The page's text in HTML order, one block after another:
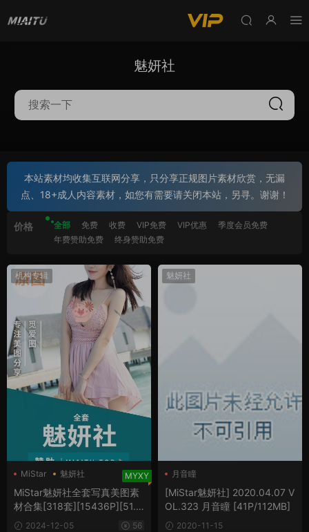
魅妍社
本站素材均收集互联网分享，只分享正规图片素材欣赏，无漏
点、18+成人内容素材，如您有需要请关闭本站，另寻。谢谢！
价格 全部 免费 收费 VIP免费 VIP优惠
季度会员免费
年费赞助免费
终身赞助免费
机构专辑
MiStar
魅妍社
魅妍社写真
MYXY
MiStar魅妍社全套写真美图素
材合集[318套][15436P][51.9
GB]2024-12-05 56
魅妍社
月音瞳
[MiStar魅妍社] 2020.04.07 V
OL.323 月音瞳 [41P/112MB]
2020-11-15